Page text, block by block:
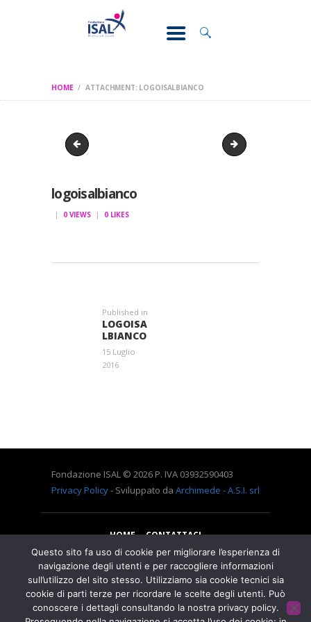
HOME ATTACHMENT: LOGOISALBIANCO
CONOSCI IL
DOLORE
RICERCA
FORMAZIONE
CHI SIAMO
index Curae numero 4
logoisalbianco
0 VIEWS 0 LIKES
Published in
LOGOISA
LBIANCO
15 Luglio
2016
Fondazione ISAL © 2026 P. IVA 03932590403
Privacy Policy- Sviluppato da Archimede - A.S.I. srl
HOME CONTATTACI
Questo sito fa uso di cookie per migliorare l’esperienza di
navigazione degli utenti e per raccogliere informazioni
sull’utilizzo del sito stesso. Utilizziamo sia cookie tecnici sia
cookie di parti terze per ricordare le scelte degli utenti. Può
conoscere i dettagli consultando la nostra privacy policy.